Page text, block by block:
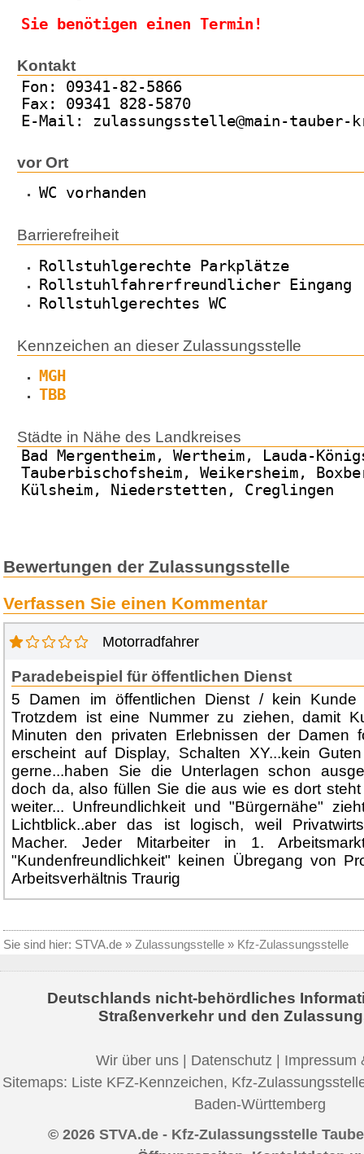
Sie benötigen einen Termin!
Kontakt
Fon: 09341-82-5866
Fax: 09341 828-5870
E-Mail: zulassungsstelle@main-tauber-
vor Ort
WC vorhanden
Barrierefreiheit
Rollstuhlgerechte Parkplätze
Rollstuhlfahrerfreundlicher Eingang
Rollstuhlgerechtes WC
Kennzeichen an dieser Zulassungsstelle
MGH
TBB
Städte in Nähe des Landkreises
Bad Mergentheim, Wertheim, Lauda-
Tauberbischofsheim, Weikersheim,
Külsheim, Niederstetten, Creglingen
Bewertungen der Zulassungsstelle
Verfassen Sie einen Kommentar
Motorradfahrer
Paradebeispiel für öffentlichen Dienst
5 Damen im öffentlichen Dienst / kein Kunde
Trotzdem ist eine Nummer zu ziehen, damit
Minuten den privaten Erlebnissen der Damen
erscheint auf Display, Schalten XY...kein
gerne...haben Sie die Unterlagen schon
doch da, also füllen Sie die aus wie es dort
weiter... Unfreundlichkeit und "Bürgernähe"
Lichtblick..aber das ist logisch, weil
Macher. Jeder Mitarbeiter in 1.
"Kundenfreundlichkeit" keinen Übregang von
Arbeitsverhältnis Traurig
Sie sind hier: STVA.de » Zulassungsstelle » Kfz-Zulassungsstelle
Deutschlands nicht-behördliches
Straßenverkehr und den
Wir über uns | Datenschutz | Impressum
Sitemaps: Liste KFZ-Kennzeichen, Kfz-
Baden-Württemberg
© 2026 STVA.de - Kfz-Zulassungsstelle